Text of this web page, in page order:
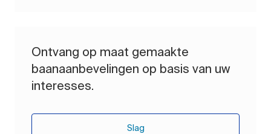
Ontvang op maat gemaakte
baanaanbevelingen op basis van uw
interesses.
Slag